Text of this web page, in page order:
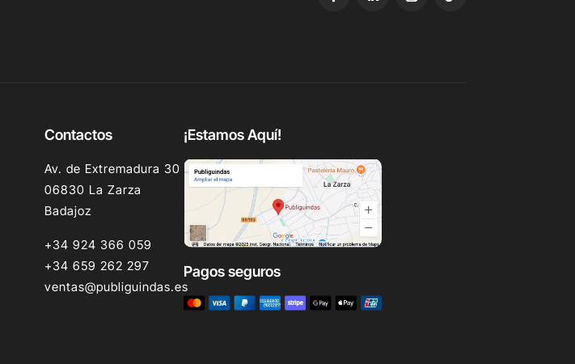
Contactos
Av. de Extremadura 30
06830 La Zarza
Badajoz
+34 924 366 059
+34 659 262 297
ventas@publiguindas.es
¡Estamos Aquí!
Pagos seguros